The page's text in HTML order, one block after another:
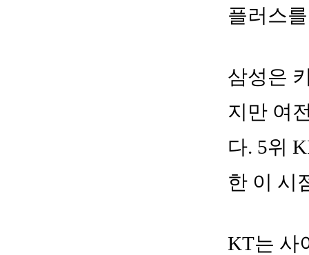
플러스
삼성은
지만 여
다. 5위
한 이 시
KT는 사